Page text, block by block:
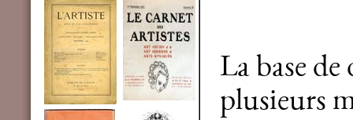
La base
plusieurs